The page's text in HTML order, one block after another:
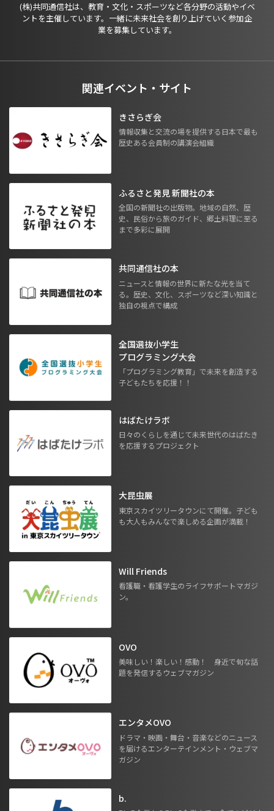
(株)共同通信社は、教育・文化・スポーツなど各分野の活動やイベ
ントを主催しています。一緒に未来社会を創り上げていく参加企
業を募集しています。
関連イベント・サイト
きさらぎ会
情報収集と交流の場を提供する日本で最も
歴史ある会員制の講演会組織
ふるさと発見 新聞社の本
全国の新聞社の出版物。地域の自然、歴
史、民俗から旅のガイド、郷土料理に至る
まで多彩に展開
共同通信社の本
ニュースと情報の世界に新たな光を当て
る。歴史、文化、スポーツなど深い知識と
独自の視点で構成
全国選抜小学生
プログラミング大会
「プログラミング教育」で未来を創造する
子どもたちを応援！！
はばたけラボ
日々のくらしを通じて未来世代のはばたき
を応援するプロジェクト
大昆虫展
東京スカイツリータウンにて開催。子ども
も大人もみんなで楽しめる企画が満載！
Will Friends
看護職・看護学生のライフサポートマガジ
ン。
OVO
美味しい！楽しい！感動！ 身近で旬な話
題を発信するウェブマガジン
エンタメOVO
ドラマ・映画・舞台・音楽などのニュース
を届けるエンターテインメント・ウェブマ
ガジン
b.